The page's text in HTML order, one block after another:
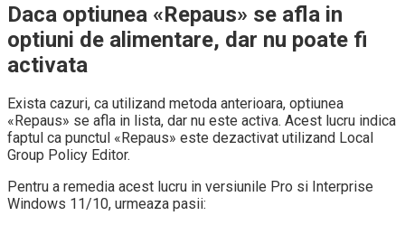
Daca optiunea «Repaus» se afla in
optiuni de alimentare, dar nu poate fi
activata
Exista cazuri, ca utilizand metoda anterioara, optiunea
«Repaus» se afla in lista, dar nu este activa. Acest lucru indica
faptul ca punctul «Repaus» este dezactivat utilizand Local
Group Policy Editor.
Pentru a remedia acest lucru in versiunile Pro si Interprise
Windows 11/10, urmeaza pasii: